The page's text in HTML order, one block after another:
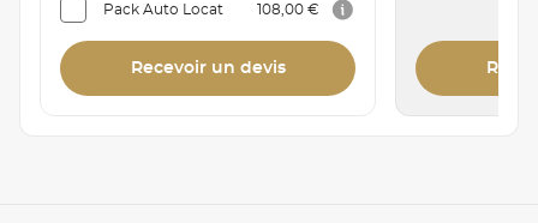
Pack Auto Locat 108,00 €
Recevoir un devis